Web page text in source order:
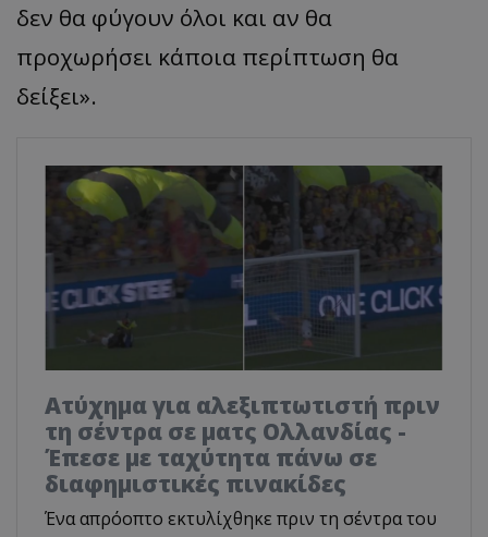
δεν θα φύγουν όλοι και αν θα
προχωρήσει κάποια περίπτωση θα
δείξει».
Ατύχημα για αλεξιπτωτιστή πριν
τη σέντρα σε ματς Ολλανδίας -
Έπεσε με ταχύτητα πάνω σε
διαφημιστικές πινακίδες
Ένα απρόοπτο εκτυλίχθηκε πριν τη σέντρα του